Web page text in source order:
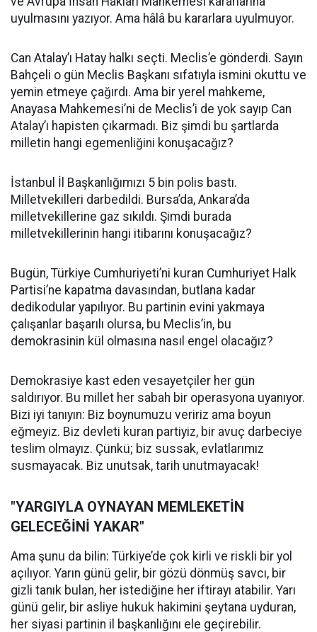
uyulmasını yazıyor. Ama hâlâ bu kararlara uyulmuyor.
Can Atalay’ı Hatay halkı seçti. Meclis’e gönderdi. Sayın
Bahçeli o gün Meclis Başkanı sıfatıyla ismini okuttu ve
yemin etmeye çağırdı. Ama bir yerel mahkeme,
Anayasa Mahkemesi’ni de Meclis’i de yok sayıp Can
Atalay’ı hapisten çıkarmadı. Biz şimdi bu şartlarda
milletin hangi egemenliğini konuşacağız?
İstanbul İl Başkanlığımızı 5 bin polis bastı.
Milletvekilleri darbedildi. Bursa’da, Ankara’da
milletvekillerine gaz sıkıldı. Şimdi burada
milletvekillerinin hangi itibarını konuşacağız?
Bugün, Türkiye Cumhuriyeti’ni kuran Cumhuriyet Halk
Partisi’ne kapatma davasından, butlana kadar
dedikodular yapılıyor. Bu partinin evini yakmaya
çalışanlar başarılı olursa, bu Meclis’in, bu
demokrasinin kül olmasına nasıl engel olacağız?
Demokrasiye kast eden vesayetçiler her gün
saldırıyor. Bu millet her sabah bir operasyona uyanıyor.
Bizi iyi tanıyın: Biz boynumuzu veririz ama boyun
eğmeyiz. Biz devleti kuran partiyiz, bir avuç darbeciye
teslim olmayız. Çünkü; biz sussak, evlatlarımız
susmayacak. Biz unutsak, tarih unutmayacak!
"YARGIYLA OYNAYAN MEMLEKETİN
GELECEĞİNİ YAKAR"
Ama şunu da bilin: Türkiye’de çok kirli ve riskli bir yol
açılıyor. Yarın günü gelir, bir gözü dönmüş savcı, bir
gizli tanık bulan, her istediğine her iftirayı atabilir. Yarı
günü gelir, bir asliye hukuk hakimini şeytana uyduran,
her siyasi partinin il başkanlığını ele geçirebilir.